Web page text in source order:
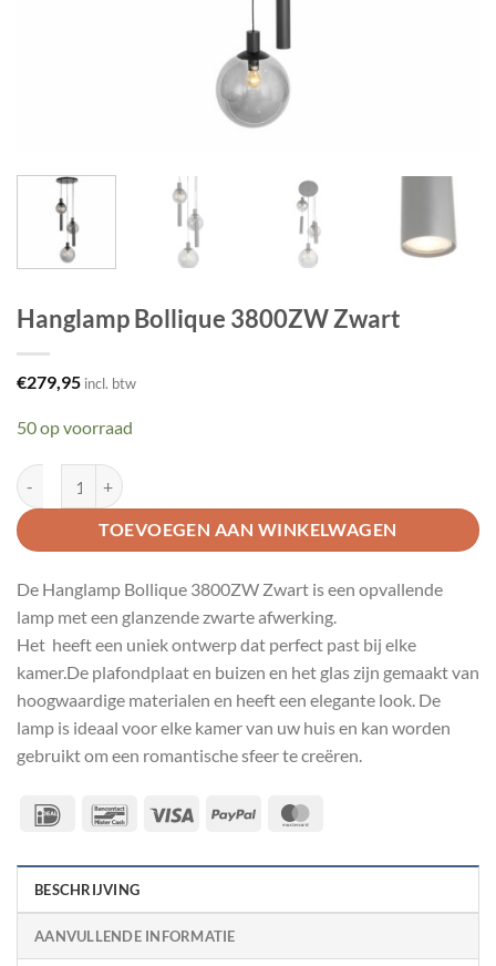
Hanglamp Bollique 3800ZW Zwart
€279,95 incl. btw
50 op voorraad
Hanglamp Bollique 3800ZW Zwart aantal
TOEVOEGEN AAN WINKELWAGEN
De Hanglamp Bollique 3800ZW Zwart is een opvallende
lamp met een glanzende zwarte afwerking.
Het heeft een uniek ontwerp dat perfect past bij elke
kamer.De plafondplaat en buizen en het glas zijn gemaakt van
hoogwaardige materialen en heeft een elegante look. De
lamp is ideaal voor elke kamer van uw huis en kan worden
gebruikt om een romantische sfeer te creëren.
IDeal Bancontact
Visa PayPal
BESCHRIJVING
AANVULLENDE INFORMATIE